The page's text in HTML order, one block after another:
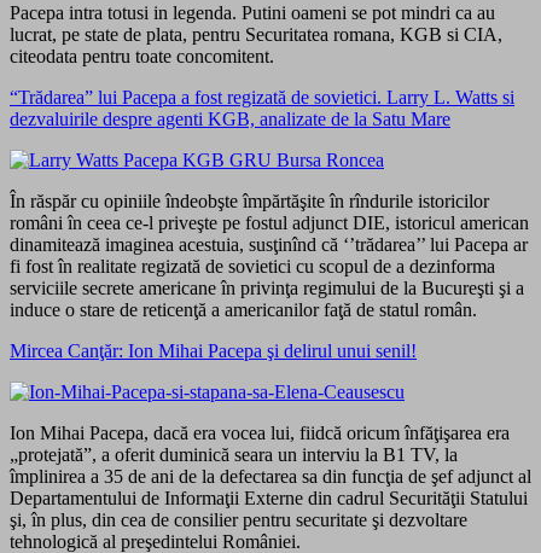
Pacepa intra totusi in legenda. Putini oameni se pot mindri ca au
lucrat, pe state de plata, pentru Securitatea romana, KGB si CIA,
citeodata pentru toate concomitent.
“Trădarea” lui Pacepa a fost regizată de sovietici. Larry L. Watts si
dezvaluirile despre agenti KGB, analizate de la Satu Mare
În răspăr cu opiniile îndeobşte împărtăşite în rîndurile istoricilor
români în ceea ce-l priveşte pe fostul adjunct DIE, istoricul american
dinamitează imaginea acestuia, susţinînd că ‘’trădarea’’ lui Pacepa ar
fi fost în realitate regizată de sovietici cu scopul de a dezinforma
serviciile secrete americane în privinţa regimului de la Bucureşti şi a
induce o stare de reticenţă a americanilor faţă de statul român.
Mircea Canţăr: Ion Mihai Pacepa şi delirul unui senil!
Ion Mihai Pacepa, dacă era vocea lui, fiidcă oricum înfăţişarea era
„protejată”, a oferit duminică seara un interviu la B1 TV, la
împlinirea a 35 de ani de la defectarea sa din funcţia de şef adjunct al
Departamentului de Informaţii Externe din cadrul Securităţii Statului
şi, în plus, din cea de consilier pentru securitate şi dezvoltare
tehnologică al preşedintelui României.